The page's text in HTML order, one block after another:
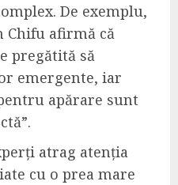
De exemplu,
afirmă că
pregătită să
emergente, iar
apărare sunt
atrag atenția
cu o prea mare